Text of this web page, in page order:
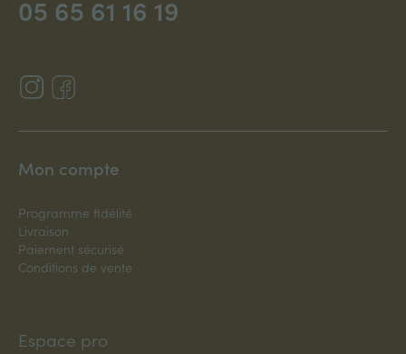
05 65 61 16 19
Mon compte
Programme fidélité
Livraison
Paiement sécurisé
Conditions de vente
Espace pro